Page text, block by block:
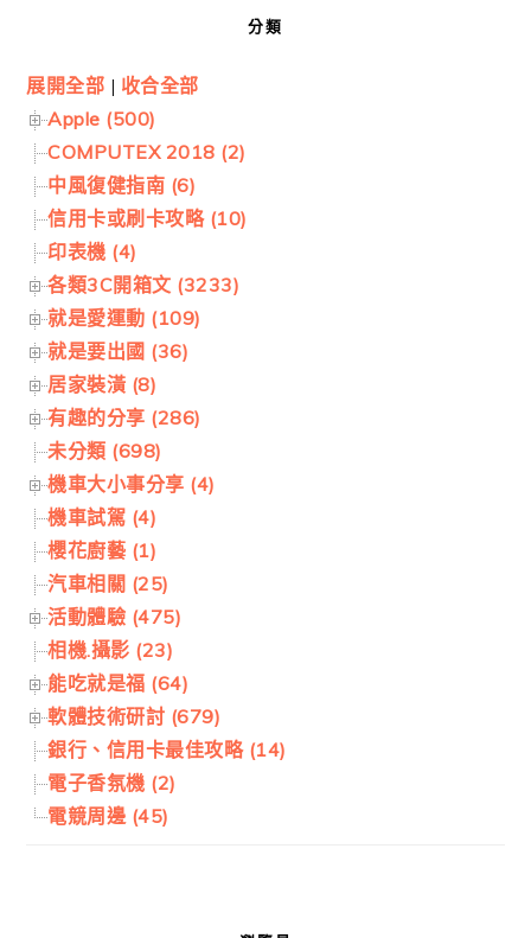
分類
展開全部 | 收合全部
Apple (500)
COMPUTEX 2018 (2)
中風復健指南 (6)
信用卡或刷卡攻略 (10)
印表機 (4)
各類3C開箱文 (3233)
就是愛運動 (109)
就是要出國 (36)
居家裝潢 (8)
有趣的分享 (286)
未分類 (698)
機車大小事分享 (4)
機車試駕 (4)
櫻花廚藝 (1)
汽車相關 (25)
活動體驗 (475)
相機.攝影 (23)
能吃就是福 (64)
軟體技術研討 (679)
銀行、信用卡最佳攻略 (14)
電子香氛機 (2)
電競周邊 (45)